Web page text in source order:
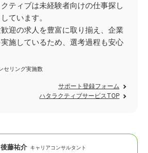
ティブは未経験者向けの仕事探し
ています。
迎の求人を豊富に取り揃え、企業
施しているため、選考過程も安心
セリング実施数
サポート登録フォーム
ハタラクティブサービスTOP
後藤祐介 キャリアコンサルタント